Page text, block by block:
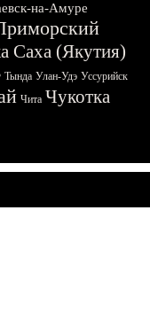
на-Амуре
Саха (Якутия)
Тында Улан-Удэ Уссурийск
Чита Чукотка